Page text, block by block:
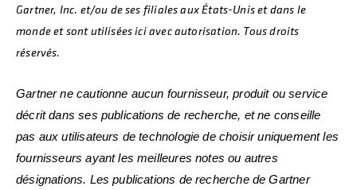
Gartner, Inc. et/ou de ses filiales aux États-Unis et dans le
monde et sont utilisées ici avec autorisation. Tous droits
réservés.
Gartner ne cautionne aucun fournisseur, produit ou service
décrit dans ses publications de recherche, et ne conseille
pas aux utilisateurs de technologie de choisir uniquement les
fournisseurs ayant les meilleures notes ou autres
désignations. Les publications de recherche de Gartner